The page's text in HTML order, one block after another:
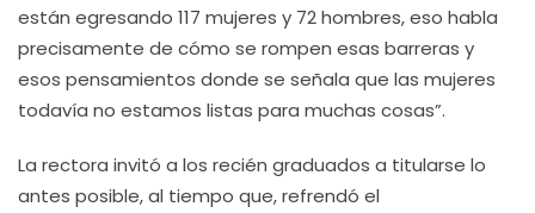
están egresando 117 mujeres y 72 hombres, eso habla
precisamente de cómo se rompen esas barreras y
esos pensamientos donde se señala que las mujeres
todavía no estamos listas para muchas cosas”.
La rectora invitó a los recién graduados a titularse lo
antes posible, al tiempo que, refrendó el